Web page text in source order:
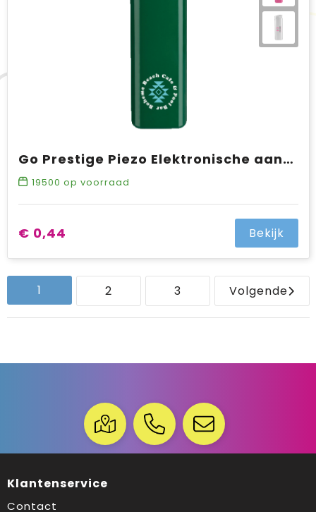
Go Prestige Piezo Elektronische aansteker HC, navulbaar
19500 op voorraad
€ 0,44 Bekijk
1 2 3 Volgende
Klantenservice
Contact